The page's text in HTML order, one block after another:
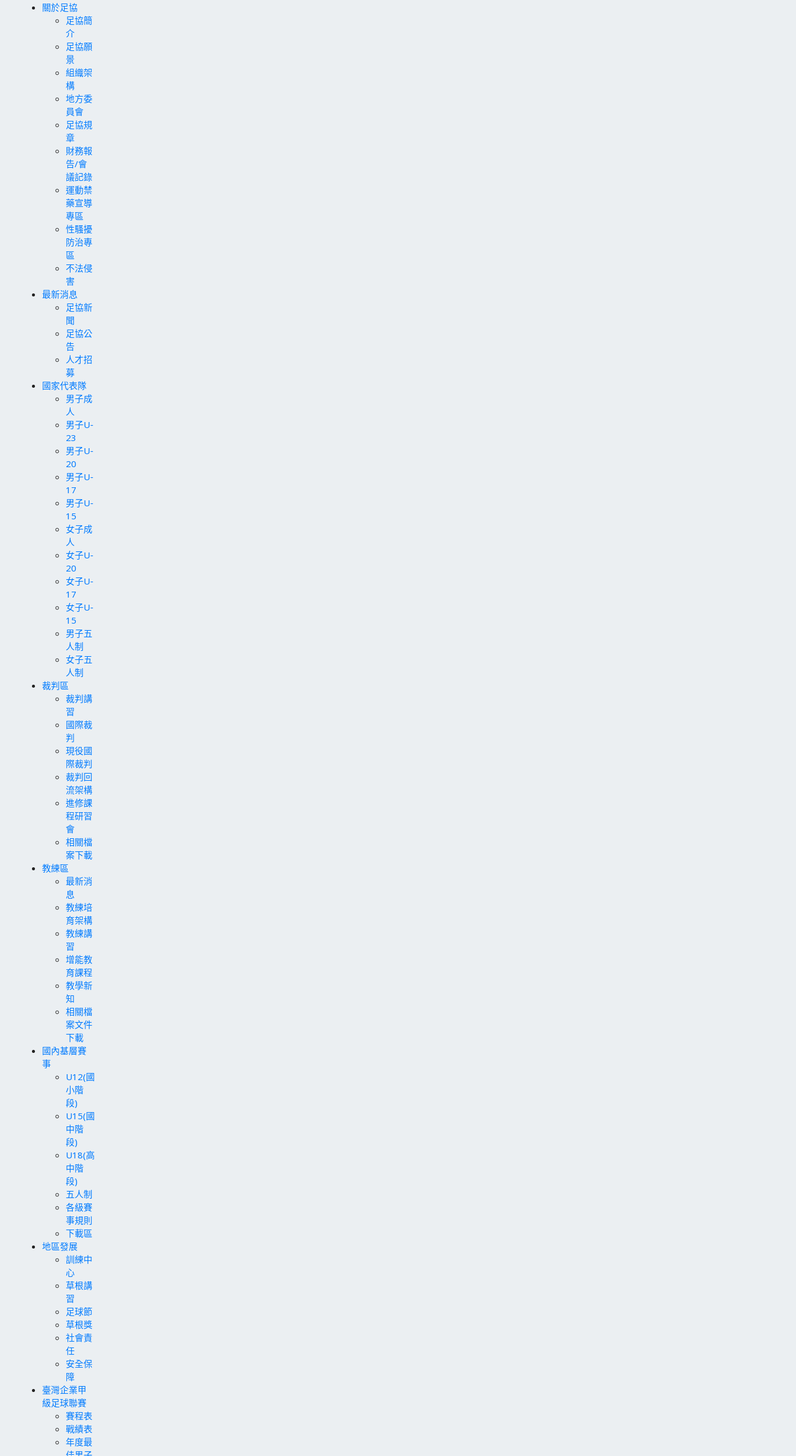
關於足協
足協簡
介
足協願
景
組織架
構
地方委
員會
足協規
章
財務報
告/會
議記錄
運動禁
藥宣導
專區
性騷擾
防治專
區
不法侵
害
最新消息
足協新
聞
足協公
告
人才招
募
國家代表隊
男子成
人
男子U-
23
男子U-
20
男子U-
17
男子U-
15
女子成
人
女子U-
20
女子U-
17
女子U-
15
男子五
人制
女子五
人制
裁判區
裁判講
習
國際裁
判
現役國
際裁判
裁判回
流架構
進修課
程研習
會
相關檔
案下載
教練區
最新消
息
教練培
育架構
教練講
習
增能教
育課程
教學新
知
相關檔
案文件
下載
國內基層賽
事
U12(國
小階
段)
U15(國
中階
段)
U18(高
中階
段)
五人制
各級賽
事規則
下載區
地區發展
訓練中
心
草根講
習
足球節
草根獎
社會責
任
安全保
障
臺灣企業甲
級足球聯賽
賽程表
戰績表
年度最